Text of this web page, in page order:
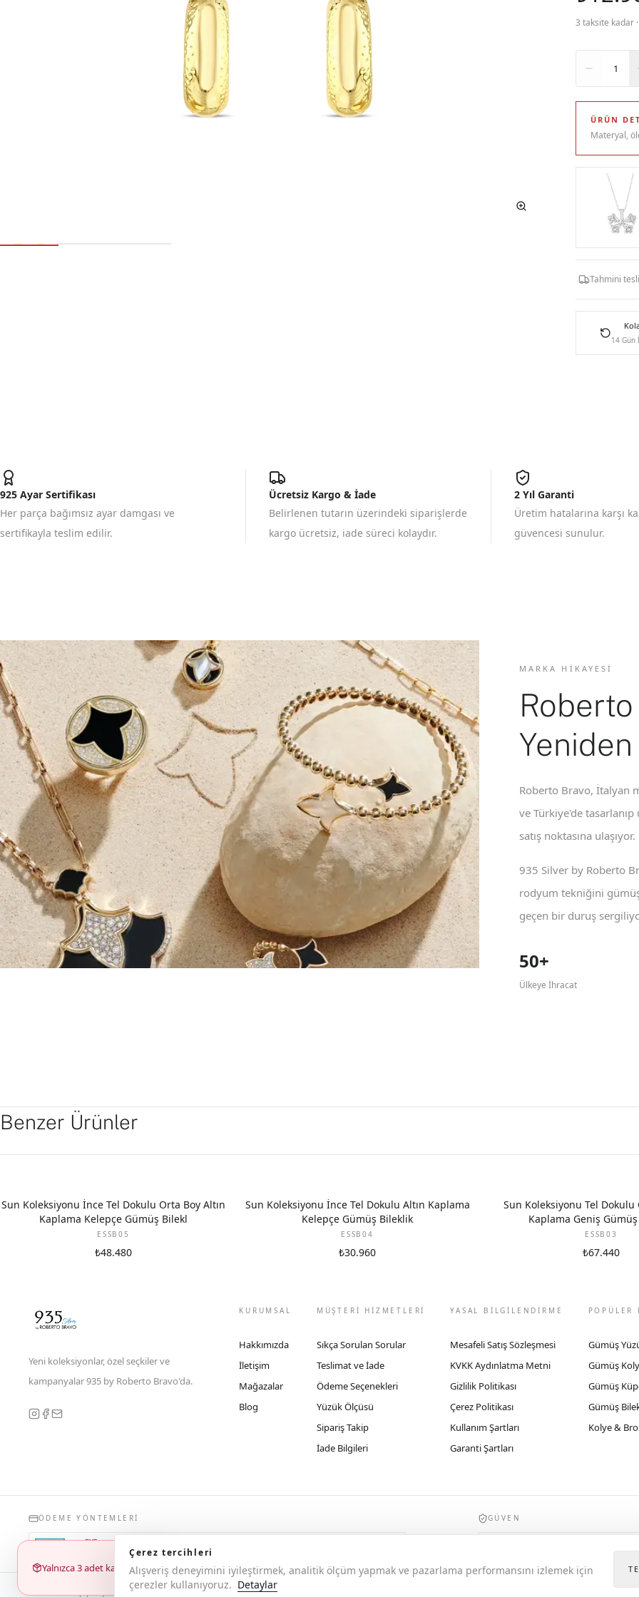
Yalnızca 3 adet kaldı
3 taksite kadar
1
ÜRÜN
Materyal,
Tahmini
14 Gün
925 Ayar Sertifikası
Her parça bağımsız ayar damgası ve
sertifikayla teslim edilir.
Ücretsiz Kargo & İade
Belirlenen tutarın üzerindeki siparişlerde
kargo ücretsiz, iade süreci kolaydır.
2 Yıl Garanti
Üretim hatalarına karşı
güvencesi sunulur.
MARKA HIKAYESI
Roberto Bravo, İtalyan
ve Türkiye'de
satış noktasına ulaşıyor.
935 Silver by Roberto
rodyum tekniğini
geçen bir duruş
50+
Ülkeye İhracat
Benzer Ürünler
Sun Koleksiyonu İnce Tel Dokulu Orta Boy Altın
Kaplama Kelepçe Gümüş Bilekl
ESSB05
₺48.480
Sun Koleksiyonu İnce Tel Dokulu Altın Kaplama
Kelepçe Gümüş Bileklik
ESSB04
₺30.960
Sun Koleksiyonu Tel Dokulu
Kaplama Geniş
ESSB03
₺67.440
Yeni koleksiyonlar, özel seçkiler ve
kampanyalar 935 by Roberto Bravo'da.
KURUMSAL
Hakkımızda
İletişim
Mağazalar
Blog
MÜŞTERİ HİZMETLERİ
Sıkça Sorulan Sorular
Teslimat ve İade
Ödeme Seçenekleri
Yüzük Ölçüsü
Sipariş Takip
İade Bilgileri
YASAL BİLGİLENDİRME
Mesafeli Satış Sözleşmesi
KVKK Aydınlatma Metni
Gizlilik Politikası
Çerez Politikası
Kullanım Şartları
Garanti Şartları
POPÜLER
Gümüş
Gümüş
Gümüş
Gümüş
Kolye &
ÖDEME YÖNTEMLERI GÜVEN
© 2026 Copyright 935 by Roberto Bravo
Çerez tercihleri
Alışveriş deneyimini iyileştirmek, analitik ölçüm yapmak ve pazarlama performansını izlemek için
çerezler kullanıyoruz. Detaylar